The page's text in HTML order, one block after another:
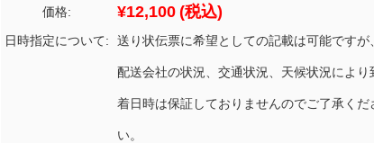
価格: ¥12,100 (税込)
日時指定について: 送り状伝票に希望としての記載は可能ですが
配送会社の状況、交通状況、天候状況により
着日時は保証しておりませんのでご了承くだ
い。